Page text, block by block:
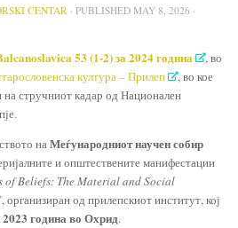
CENTAR · PUBLISHED MAY 8, 2026 ·
53 (1-2) за 2024 година
, во
култура – Прилеп
, во кое
на стручниот кадар од Национален
наМеѓународниот научен собир
и општествените манифестации
of Beliefs: The Material and Social
, организиран од прилепскиот институт, кој
година во Охрид.